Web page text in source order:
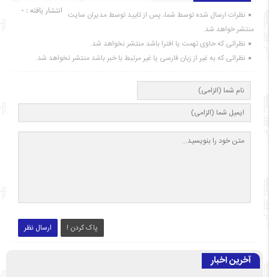
انتشار یافته : ۰ نظرات ارسال شده توسط شما، پس از تایید توسط مدیران سایت
منتشر خواهد شد.
نظراتی که حاوی تهمت یا افترا باشد منتشر نخواهد شد.
نظراتی که به غیر از زبان فارسی یا غیر مرتبط با خبر باشد منتشر نخواهد شد.
ارسال نظر پاک کردن !
آخرین اخبار